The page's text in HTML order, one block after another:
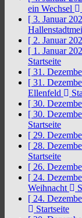
ein Wechsel
[ 3. Januar
[ 2. Januar
[ 1. Januar
Startseite
[ 31.
[ 31.
Ellenfeld
[ 30.
[ 30.
Startseite
[ 29.
[ 28.
Startseite
[ 26.
[ 24.
Weihnacht
[ 24.
Startseite